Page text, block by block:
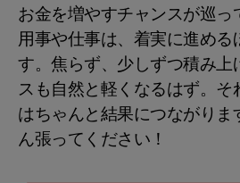
お金を増やすチャンスが巡
用事や仕事は、着実に進める
す。焦らず、少しずつ積み上
スも自然と軽くなるはず。そ
はちゃんと結果につながり
ん張ってください！